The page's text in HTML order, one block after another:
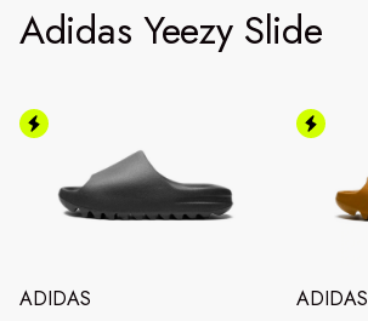
Adidas Yeezy Slide
ADIDAS ADIDAS